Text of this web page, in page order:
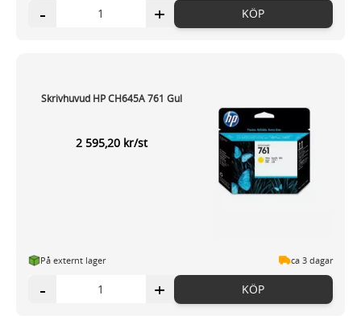
- + KÖP
Skrivhuvud HP CH645A 761 Gul
2 595,20 kr/st
På externt lager ca 3 dagar
- + KÖP